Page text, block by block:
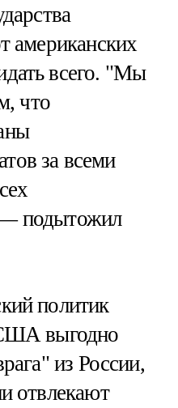
американских
всего. "Мы
что
за всеми
подытожил
политик
выгодно
из России,
отвлекают